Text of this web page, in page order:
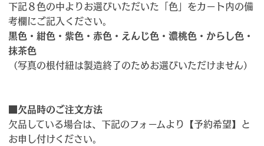
下記８色の中よりお選びいただいた「色」をカート内の備
考欄にご記入ください。
黒色・紺色・紫色・赤色・えんじ色・濃桃色・からし色・
抹茶色
（写真の根付紐は製造終了のためお選びいただけません）
■欠品時のご注文方法
欠品している場合は、下記のフォームより【予約希望】と
お申し付けください。